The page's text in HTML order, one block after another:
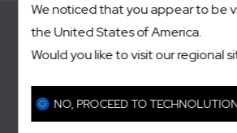
We noticed that you appear to be
the United States of America.
Would you like to visit our regional
NO, PROCEED TO